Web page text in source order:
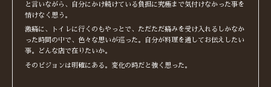
と言いながら、自分にかけ続けている負担に究極まで気付けなかった事を
情けなく思う。
激痛に、トイレに行くのもやっとで、ただただ痛みを受け入れるしかなか
った時間の中で、色々な思いが巡った。自分が料理を通してお伝えしたい
事。どんな店で在りたいか。
そのビジョンは明確にある。変化の時だと強く思った。